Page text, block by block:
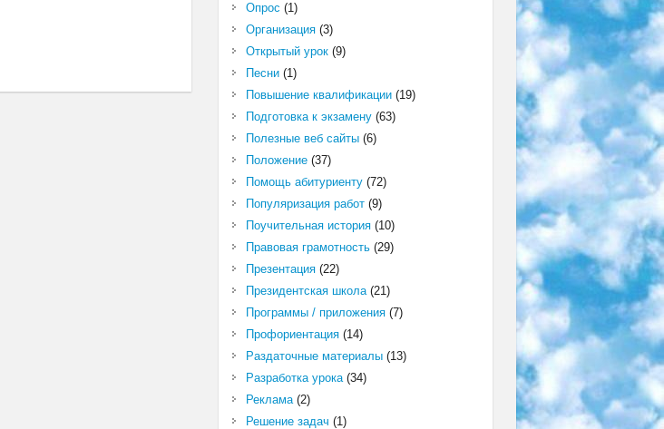
Опрос (1)
Организация(3)
Открытый урок(9)
Песни(1)
Повышение квалификации(19)
Подготовка к экзамену(63)
Полезные веб сайты(6)
Положение(37)
Помощь абитуриенту(72)
Популяризация работ(9)
Поучительная история(10)
Правовая грамотность(29)
Презентация(22)
Президентская школа(21)
Программы / приложения(7)
Профориентация(14)
Раздаточные материалы(13)
Разработка урока(34)
Реклама(2)
Решение задач (1)